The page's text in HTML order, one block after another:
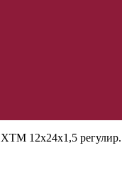
12х24х1,5 регулир.